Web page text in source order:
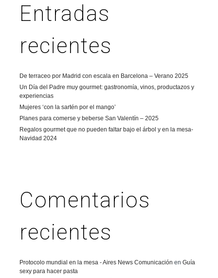
Entradas
recientes
De terraceo por Madrid con escala en Barcelona – Verano 2025
Un Día del Padre muy gourmet: gastronomía, vinos, productazos y
experiencias
Mujeres ‘con la sartén por el mango’
Planes para comerse y beberse San Valentín – 2025
Regalos gourmet que no pueden faltar bajo el árbol y en la mesa-
Navidad 2024
Comentarios
recientes
Protocolo mundial en la mesa - Aires News Comunicación en Guía
sexy para hacer pasta